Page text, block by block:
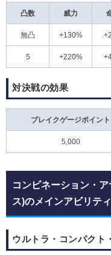
凸数 威力
無凸 +130%
5 +220%
対決戦の効果
ブレイクゲージポイント
5,000
コンビネーション・
ス)のメインアビリティ
ウルトラ・コンパクト